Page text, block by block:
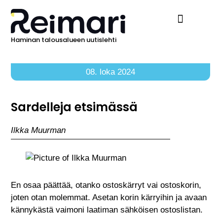
Haminan talousalueen uutislehti
08. loka 2024
Sardelleja etsimässä
Ilkka Muurman
En osaa päättää, otanko ostoskärryt vai ostoskorin,
joten otan molemmat. Asetan korin kärryihin ja avaan
kännykästä vaimoni laatiman sähköisen ostoslistan.